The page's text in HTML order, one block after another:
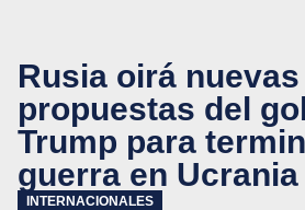
Rusia oirá nuevas
propuestas del
Trump para
guerra en Ucrania
INTERNACIONALES